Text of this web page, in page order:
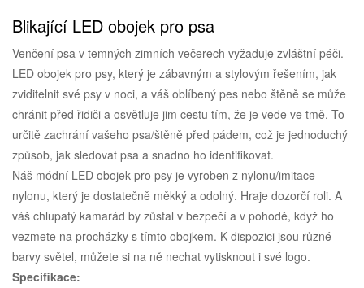
Blikající LED obojek pro psa
Venčení psa v temných zimních večerech vyžaduje zvláštní péči.
LED obojek pro psy, který je zábavným a stylovým řešením, jak
zviditelnit své psy v noci, a váš oblíbený pes nebo štěně se může
chránit před řidiči a osvětluje jim cestu tím, že je vede ve tmě. To
určitě zachrání vašeho psa/štěně před pádem, což je jednoduchý
způsob, jak sledovat psa a snadno ho identifikovat.
Náš módní LED obojek pro psy je vyroben z nylonu/imitace
nylonu, který je dostatečně měkký a odolný. Hraje dozorčí roli. A
váš chlupatý kamarád by zůstal v bezpečí a v pohodě, když ho
vezmete na procházky s tímto obojkem. K dispozici jsou různé
barvy světel, můžete si na ně nechat vytisknout i své logo.
Specifikace: